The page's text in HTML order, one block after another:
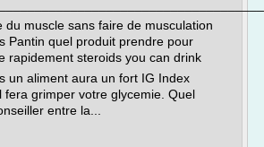
du muscle sans faire de musculation
Pantin quel produit prendre pour
rapidement steroids you can drink
un aliment aura un fort IG Index
fera grimper votre glycemie. Quel
entre la...